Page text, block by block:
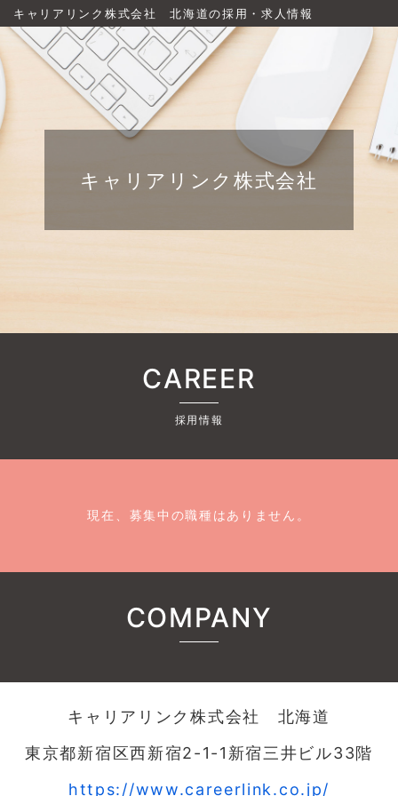
キャリアリンク株式会社 北海道の採用・求人情報
キャリアリンク株式会社
CAREER
採用情報
現在、募集中の職種はありません。
COMPANY
キャリアリンク株式会社 北海道
東京都新宿区西新宿2-1-1新宿三井ビル33階
https://www.careerlink.co.jp/